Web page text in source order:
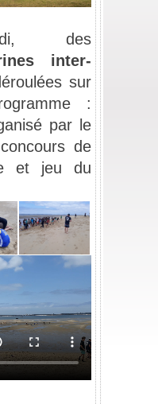
- L’après-midi, des
inter-
sur
:
par le
de
et jeu du